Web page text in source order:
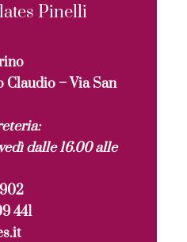
Pinelli
Claudio – Via San
dalle 16.00 alle
441